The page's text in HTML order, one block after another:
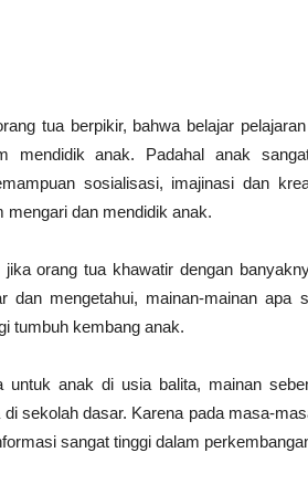
tua berpikir, bahwa belajar
mendidik anak. Padahal anak
sosialisasi, imajinasi dan
mengari dan mendidik anak.
jika orang tua khawatir dengan
dan mengetahui, mainan-mainan
tumbuh kembang anak.
untuk anak di usia balita, mainan
sekolah dasar. Karena pada masa-
sangat tinggi dalam